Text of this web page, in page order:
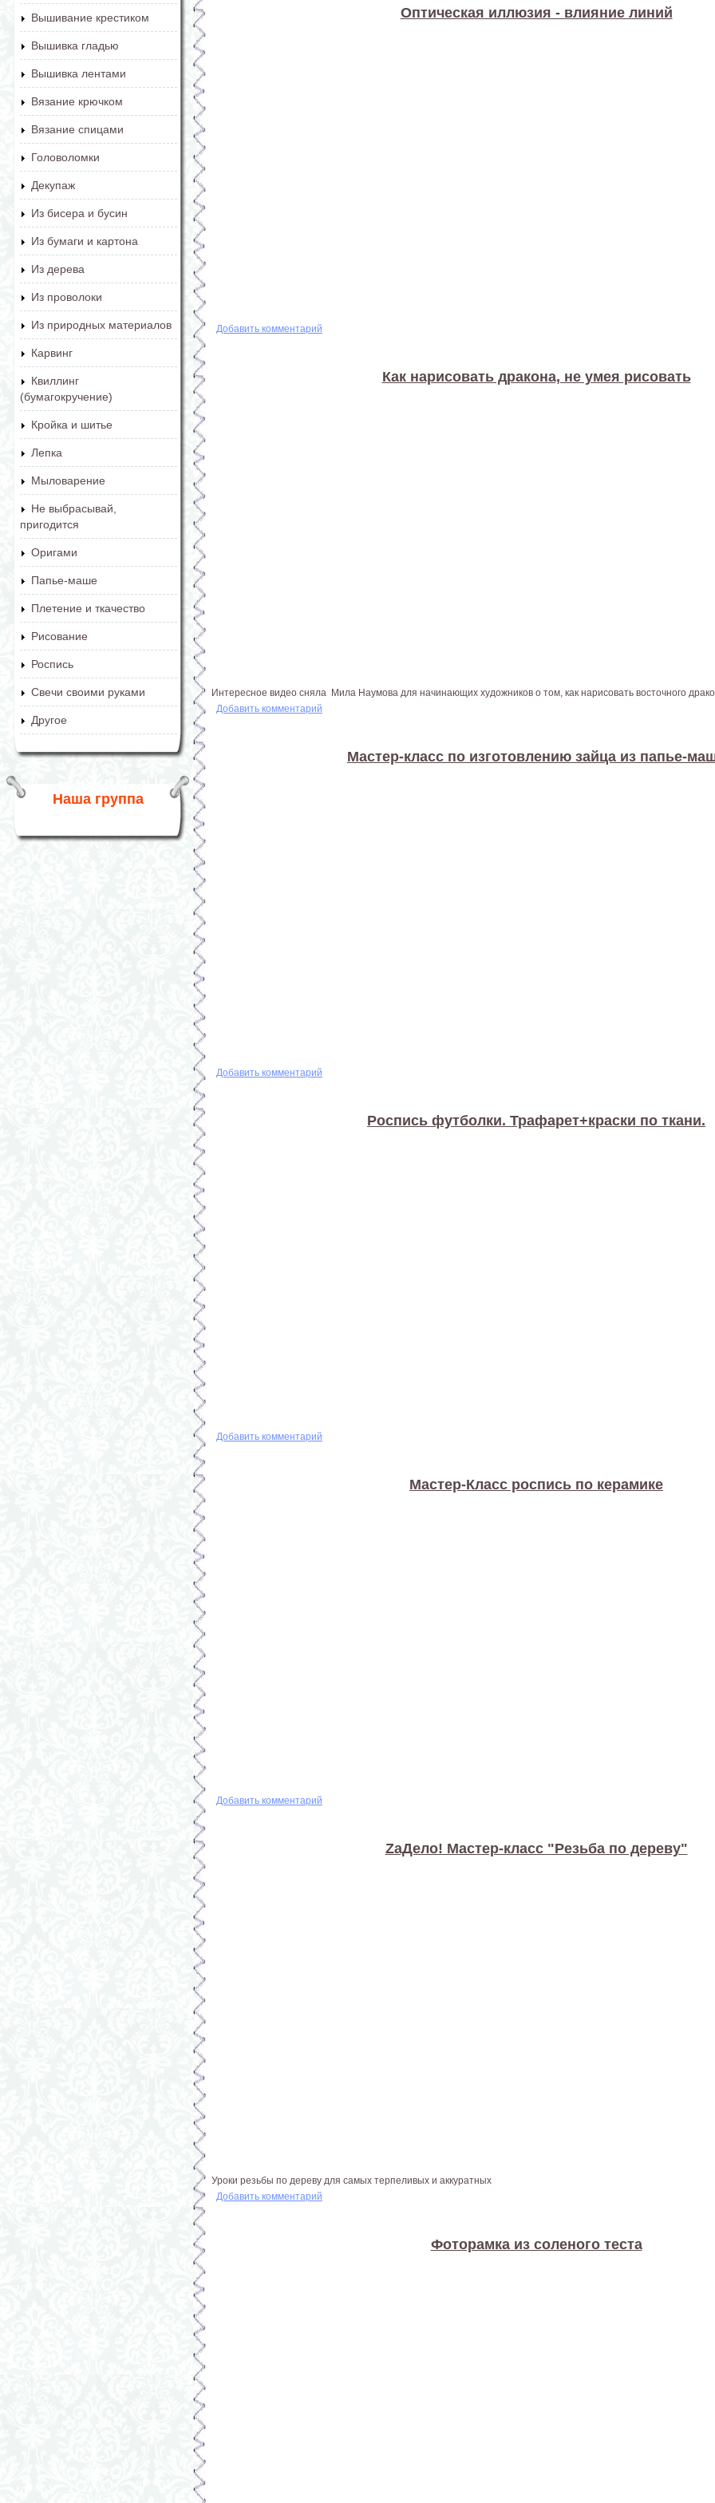
Вышивание крестиком
Вышивка гладью
Вышивка лентами
Вязание крючком
Вязание спицами
Головоломки
Декупаж
Из бисера и бусин
Из бумаги и картона
Из дерева
Из проволоки
Из природных материалов
Карвинг
Квиллинг
(бумагокручение)
Кройка и шитье
Лепка
Мыловарение
Не выбрасывай,
пригодится
Оригами
Папье-маше
Плетение и ткачество
Рисование
Роспись
Свечи своими руками
Другое
Наша группа
Оптическая иллюзия - влияние линий
Добавить комментарий
Как нарисовать дракона, не умея рисовать
Интересное видео сняла Мила Наумова для начинающих художников о том, как нарисовать восточного
Добавить комментарий
Мастер-класс по изготовлению зайца из папье-
Добавить комментарий
Роспись футболки. Трафарет+краски по ткани.
Добавить комментарий
Мастер-Класс роспись по керамике
Добавить комментарий
ZaДело! Мастер-класс "Резьба по дереву"
Уроки резьбы по дереву для самых терпеливых и аккуратных
Добавить комментарий
Фоторамка из соленого теста